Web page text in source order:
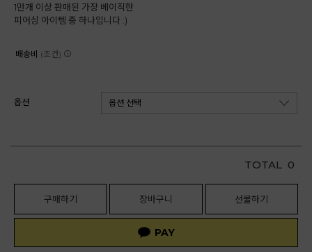
1만개 이상 판매된 가장 베이직한
피어싱 아이템 중 하나입니다 :)
배송비 (조건)
옵션
TOTAL 0
구매하기 장바구니 선물하기